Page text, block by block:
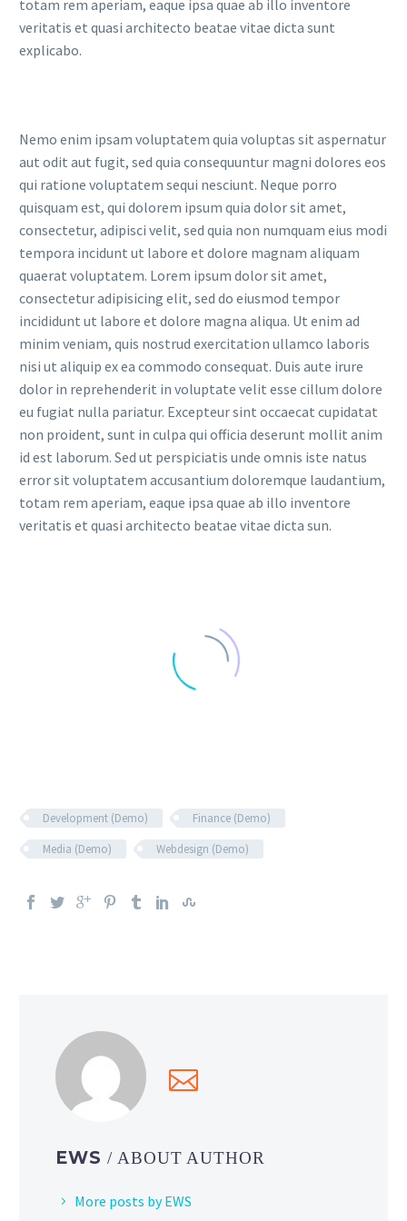
totam rem aperiam, eaque ipsa quae ab illo inventore
veritatis et quasi architecto beatae vitae dicta sunt
explicabo.
Nemo enim ipsam voluptatem quia voluptas sit aspernatur
aut odit aut fugit, sed quia consequuntur magni dolores eos
qui ratione voluptatem sequi nesciunt. Neque porro
quisquam est, qui dolorem ipsum quia dolor sit amet,
consectetur, adipisci velit, sed quia non numquam eius modi
tempora incidunt ut labore et dolore magnam aliquam
quaerat voluptatem. Lorem ipsum dolor sit amet,
consectetur adipisicing elit, sed do eiusmod tempor
incididunt ut labore et dolore magna aliqua. Ut enim ad
minim veniam, quis nostrud exercitation ullamco laboris
nisi ut aliquip ex ea commodo consequat. Duis aute irure
dolor in reprehenderit in voluptate velit esse cillum dolore
eu fugiat nulla pariatur. Excepteur sint occaecat cupidatat
non proident, sunt in culpa qui officia deserunt mollit anim
id est laborum. Sed ut perspiciatis unde omnis iste natus
error sit voluptatem accusantium doloremque laudantium,
totam rem aperiam, eaque ipsa quae ab illo inventore
veritatis et quasi architecto beatae vitae dicta sun.
Development (Demo)
Finance (Demo)
Media (Demo)
Webdesign (Demo)
EWS / ABOUT AUTHOR
More posts by EWS